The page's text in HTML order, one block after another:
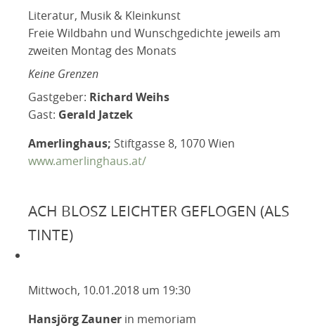
2024
2023
2018
2012
2011
Literatur, Musik & Kleinkunst
Freie Wildbahn und Wunschgedichte jeweils am
zweiten Montag des Monats
Keine Grenzen
Gastgeber: Richard Weihs
Gast: Gerald Jatzek
Amerlinghaus; Stiftgasse 8, 1070 Wien
www.amerlinghaus.at/
ACH BLOSZ LEICHTER GEFLOGEN (ALS
TINTE)
Mittwoch, 10.01.2018 um 19:30
Hansjörg Zauner in memoriam